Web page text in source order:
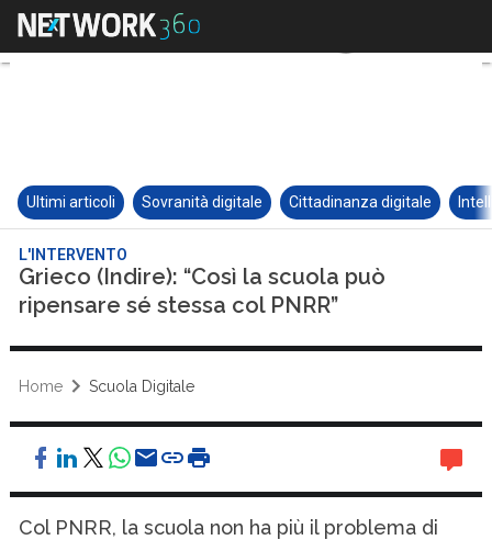
Ultimi articoli Sovranità digitale Cittadinanza digitale
L'INTERVENTO
Grieco (Indire): “Così la scuola può
ripensare sé stessa col PNRR”
Home Scuola Digitale
Col PNRR, la scuola non ha più il problema di